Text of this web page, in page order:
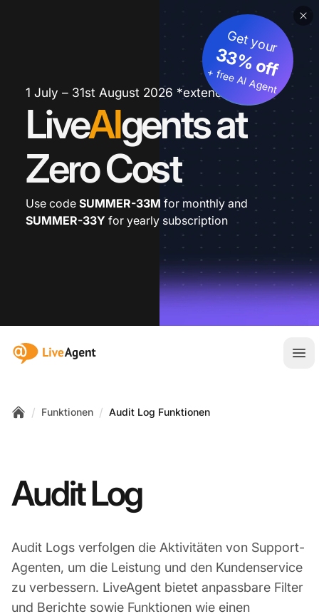
1 July – 31st August 2026 *extended
LiveAIgents at
Zero Cost
Get your
33% off
+ free AI Agent
Use code SUMMER-33M for monthly and
SUMMER-33Y for yearly subscription
:site.title
/ Funktionen / Audit Log Funktionen
Audit Log
Audit Logs verfolgen die Aktivitäten von Support-
Agenten, um die Leistung und den Kundenservice
zu verbessern. LiveAgent bietet anpassbare Filter
und Berichte sowie Funktionen wie einen